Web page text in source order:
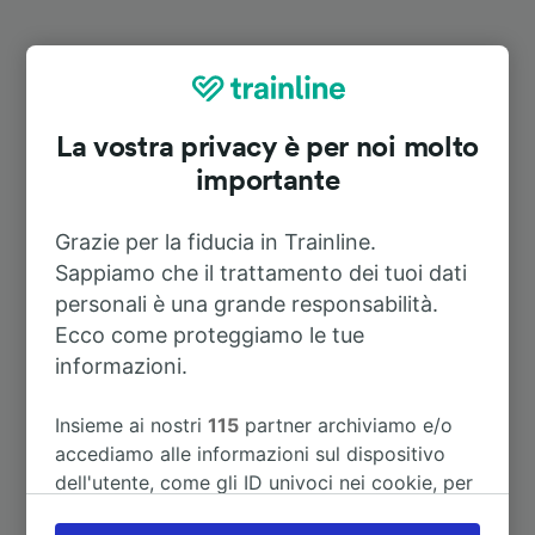
(b Berlin)
A Buchholz (Nordheide)
A Erfurt Hbf 2h 41m
A Unkel 5h 53m
A Wolfsburg Hbf 1h 4m
La vostra privacy è per noi molto
importante
Grazie per la fiducia in Trainline.
Sappiamo che il trattamento dei tuoi dati
personali è una grande responsabilità.
Ecco come proteggiamo le tue
informazioni.
Insieme ai nostri115 partner archiviamo e/o
accediamo alle informazioni sul dispositivo
dell'utente, come gli ID univoci nei cookie, per